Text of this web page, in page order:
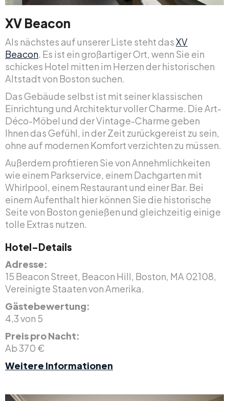
XV Beacon
Als nächstes auf unserer Liste steht dasXV
Beacon. Es ist ein großartiger Ort, wenn Sie ein
schickes Hotel mitten im Herzen der historischen
Altstadt von Boston suchen.
Das Gebäude selbst ist mit seiner klassischen
Einrichtung und Architektur voller Charme. Die Art-
Déco-Möbel und der Vintage-Charme geben
Ihnen das Gefühl, in der Zeit zurückgereist zu sein,
ohne auf modernen Komfort verzichten zu müssen.
Außerdem profitieren Sie von Annehmlichkeiten
wie einem Parkservice, einem Dachgarten mit
Whirlpool, einem Restaurant und einer Bar. Bei
einem Aufenthalt hier können Sie die historische
Seite von Boston genießen und gleichzeitig einige
tolle Extras nutzen.
Hotel-Details
Adresse:
15 Beacon Street, Beacon Hill, Boston, MA 02108,
Vereinigte Staaten von Amerika.
Gästebewertung:
4,3 von 5
Preis pro Nacht:
Ab 370 €
Weitere Informationen